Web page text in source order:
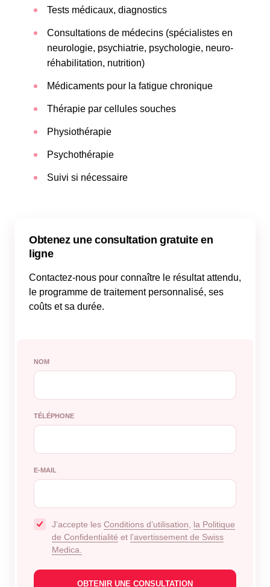
Tests médicaux, diagnostics
Consultations de médecins (spécialistes en
neurologie, psychiatrie, psychologie, neuro-
réhabilitation, nutrition)
Médicaments pour la fatigue chronique
Thérapie par cellules souches
Physiothérapie
Psychothérapie
Suivi si nécessaire
Obtenez une consultation gratuite en
ligne
Contactez-nous pour connaître le résultat attendu,
le programme de traitement personnalisé, ses
coûts et sa durée.
NOM
TÉLÉPHONE
E-MAIL
J’accepte les Conditions d’utilisation
la Politique
de Confidentialité et l’avertissement de Swiss
Medica.